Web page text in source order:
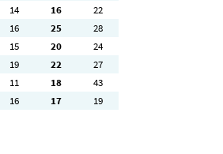
14 16
22
16 25
28
15 20
24
19 22
27
11 18
43
16 17 19